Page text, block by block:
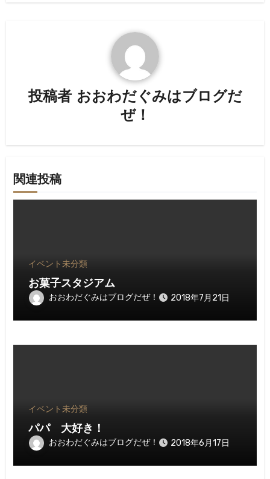
シ
ョ
投稿者 おおわだぐみはブログだ
ぜ！
関連投稿
イベント未分類
お菓子スタジアム
おおわだぐみはブログだぜ！ 2018年7月21日
イベント未分類
パパ 大好き！
おおわだぐみはブログだぜ！ 2018年6月17日